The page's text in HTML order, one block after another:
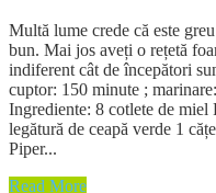
Multă lume crede că este
bun. Mai jos aveți o rețetă
indiferent cât de începători
cuptor: 150 minute ;
Ingrediente: 8 cotlete de miel
legătură de ceapă verde 1
Piper...
Read More